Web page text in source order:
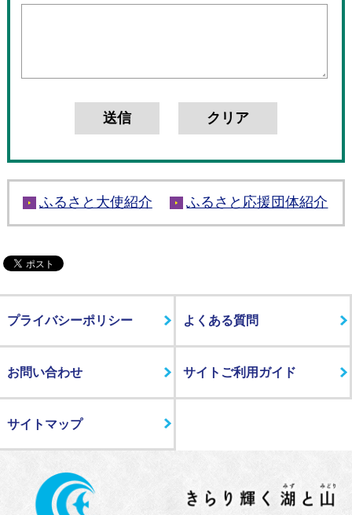
ふるさと大使紹介 ふるさと応援団体紹介
プライバシーポリシー よくある質問
お問い合わせ サイトご利用ガイド
サイトマップ